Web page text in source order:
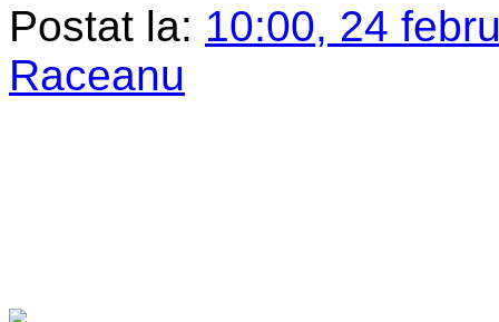
Postat la: 10:00, 24
Raceanu